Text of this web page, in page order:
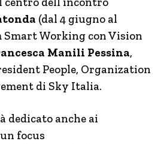
(dal 4 giugno al
Smart Working con Vision
Manili Pessina,
People, Organization
di Sky Italia.
dedicato anche ai
focus